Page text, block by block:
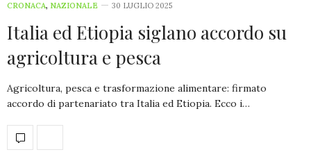
CRONACA, NAZIONALE 30 LUGLIO 2025
Italia ed Etiopia siglano accordo su
agricoltura e pesca
Agricoltura, pesca e trasformazione alimentare: firmato
accordo di partenariato tra Italia ed Etiopia. Ecco i…